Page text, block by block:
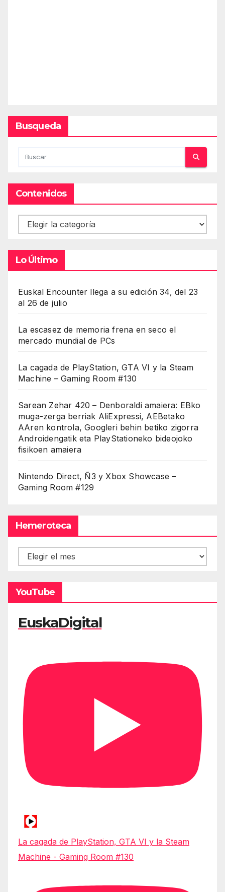
Busqueda
Contenidos
Contenidos
Lo Último
Euskal Encounter llega a su edición 34, del 23
al 26 de julio
La escasez de memoria frena en seco el
mercado mundial de PCs
La cagada de PlayStation, GTA VI y la Steam
Machine – Gaming Room #130
Sarean Zehar 420 – Denboraldi amaiera: EBko
muga-zerga berriak AliExpressi, AEBetako
AAren kontrola, Googleri behin betiko zigorra
Androidengatik eta PlayStationeko bideojoko
fisikoen amaiera
Nintendo Direct, Ñ3 y Xbox Showcase –
Gaming Room #129
Hemeroteca
Hemeroteca
YouTube
EuskaDigital
La cagada de PlayStation, GTA VI y la Steam
Machine - Gaming Room #130